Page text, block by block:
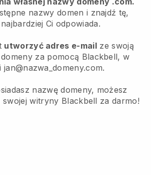
nazwy domen i znajdź tę,
Ci odpowiada.
utworzyć adres e-mail ze swoją
za pomocą Blackbell, w
jan@nazwa_domeny.com.
nazwę domeny, możesz
swojej witryny Blackbell za darmo!